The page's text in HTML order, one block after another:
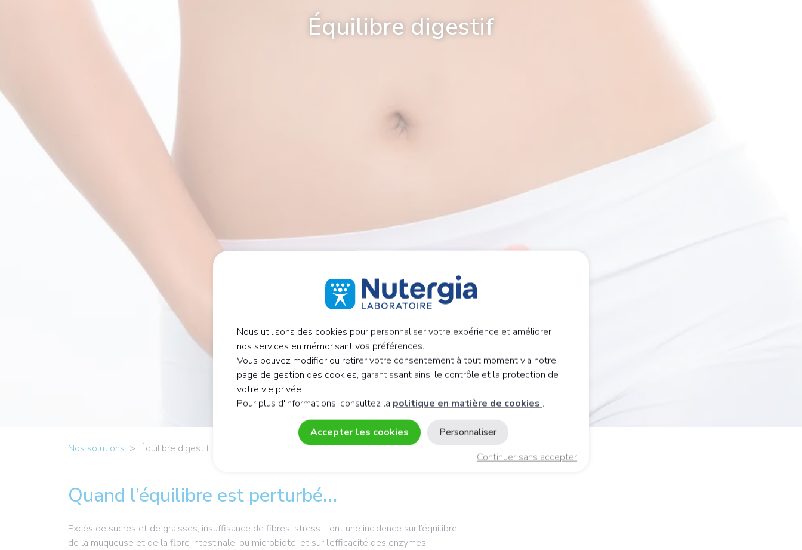
Équilibre digestif
Nos solutions Équilibre digestif
Quand l’équilibre est perturbé…
Excès de sucres et de graisses, insuffisance de fibres, stress… ont une incidence sur l’équilibre
de la muqueuse et de la flore intestinale, ou microbiote, et sur l’efficacité des enzymes
Nous utilisons des cookies pour personnaliser votre expérience et améliorer
nos services en mémorisant vos préférences.
Vous pouvez modifier ou retirer votre consentement à tout moment via notre
page de gestion des cookies, garantissant ainsi le contrôle et la protection de
votre vie privée.
Pour plus d'informations, consultez la politique en matière de cookies .
Accepter les cookies
Continuer sans accepter
Personnaliser